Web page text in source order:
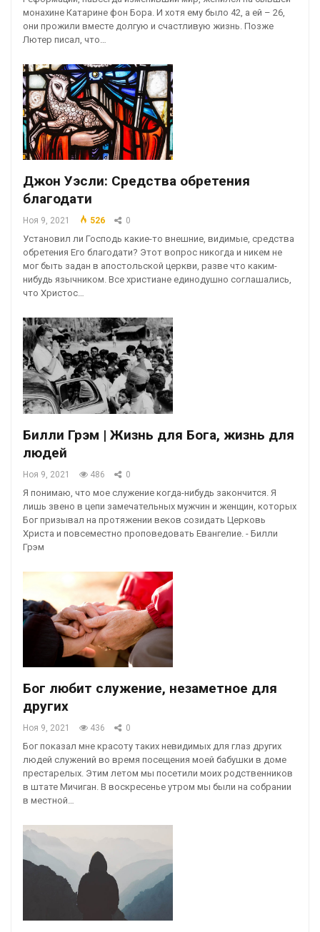
монахине Катарине фон Бора. И хотя ему было 42, а ей – 26,
они прожили вместе долгую и счастливую жизнь. Позже
Лютер писал, что…
Джон Уэсли: Средства обретения
благодати
Ноя 9, 2021 526 0
Установил ли Господь какие-то внешние, видимые, средства
обретения Его благодати? Этот вопрос никогда и никем не
мог быть задан в апостольской церкви, разве что каким-
нибудь язычником. Все христиане единодушно соглашались,
что Христос…
Билли Грэм | Жизнь для Бога, жизнь для
людей
Ноя 9, 2021 486 0
Я понимаю, что мое служение когда-нибудь закончится. Я
лишь звено в цепи замечательных мужчин и женщин, которых
Бог призывал на протяжении веков созидать Церковь
Христа и повсеместно проповедовать Евангелие. - Билли
Грэм
Бог любит служение, незаметное для
других
Ноя 9, 2021 436 0
Бог показал мне красоту таких невидимых для глаз других
людей служений во время посещения моей бабушки в доме
престарелых. Этим летом мы посетили моих родственников
в штате Мичиган. В воскресенье утром мы были на собрании
в местной…